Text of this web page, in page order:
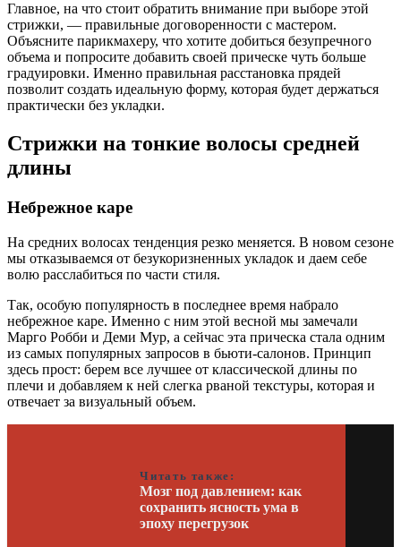
Главное, на что стоит обратить внимание при выборе этой
стрижки, — правильные договоренности с мастером.
Объясните парикмахеру, что хотите добиться безупречного
объема и попросите добавить своей прическе чуть больше
градуировки. Именно правильная расстановка прядей
позволит создать идеальную форму, которая будет держаться
практически без укладки.
Стрижки на тонкие волосы средней
длины
Небрежное каре
На средних волосах тенденция резко меняется. В новом сезоне
мы отказываемся от безукоризненных укладок и даем себе
волю расслабиться по части стиля.
Так, особую популярность в последнее время набрало
небрежное каре. Именно с ним этой весной мы замечали
Марго Робби и Деми Мур, а сейчас эта прическа стала одним
из самых популярных запросов в бьюти-салонов. Принцип
здесь прост: берем все лучшее от классической длины по
плечи и добавляем к ней слегка рваной текстуры, которая и
отвечает за визуальный объем.
Читать также:
Мозг под давлением: как
сохранить ясность ума в
эпоху перегрузок